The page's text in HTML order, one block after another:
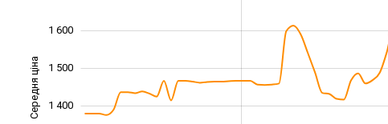
Середня ціна 1 400
1 500
1 600